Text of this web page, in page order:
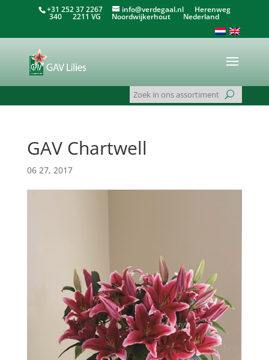
+31 252 37 2267 info@verdegaal.nlHerenweg
340 2211 VG Noordwijkerhout Nederland
GAV Chartwell
06 27, 2017